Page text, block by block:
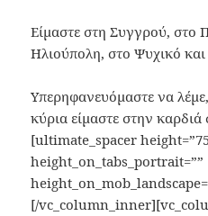
Είμαστε στη Συγγρού, στο
Ηλιούπολη, στο Ψυχικό
Υπερηφανευόμαστε να
κύρια είμαστε στην
[ultimate_spacer
height_on_tabs_portrait=””
[/